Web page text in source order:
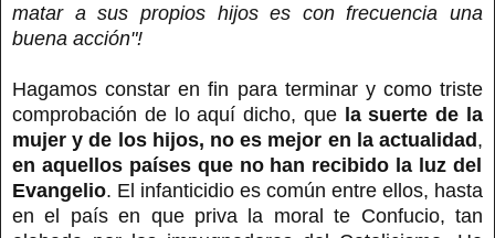
matar a sus propios hijos es con frecuencia una
buena acción"!
Hagamos constar en fin para terminar y como triste
comprobación de lo aquí dicho, que la suerte de la
mujer y de los hijos, no es mejor en la actualidad,
en aquellos países que no han recibido la luz del
Evangelio. El infanticidio es común entre ellos, hasta
en el país en que priva la moral te Confucio, tan